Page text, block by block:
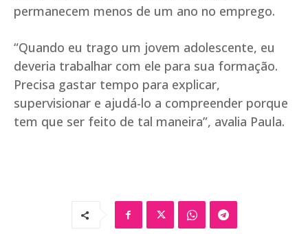
permanecem menos de um ano no emprego.
“Quando eu trago um jovem adolescente, eu
deveria trabalhar com ele para sua formação.
Precisa gastar tempo para explicar,
supervisionar e ajudá-lo a compreender porque
tem que ser feito de tal maneira”, avalia Paula.